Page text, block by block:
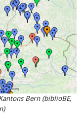
Bern (biblioBE,